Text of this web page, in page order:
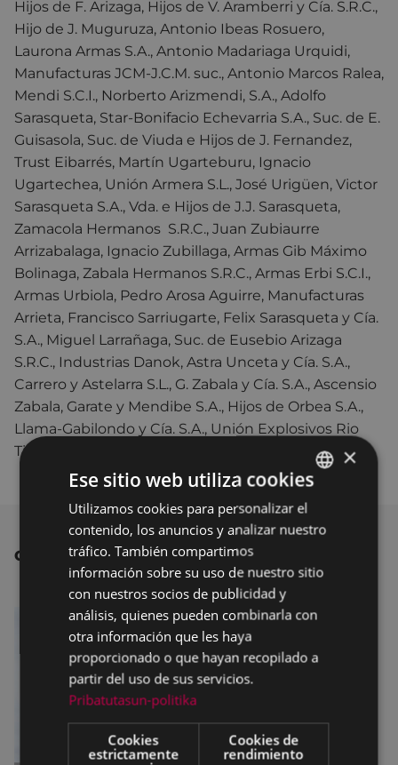
Hijos de F. Arizaga, Hijos de V. Aramberri y Cía. S.R.C.,
Hijo de J. Muguruza, Antonio Ibeas Rosuero,
Laurona Armas S.A., Antonio Madariaga Urquidi,
Manufacturas JCM-J.C.M. suc., Antonio Marcos Ralea,
Mendi S.C.I., Norberto Arizmendi, S.A., Adolfo
Sarasqueta, Star-Bonifacio Echevarria S.A., Suc. de E.
Guisasola, Suc. de Viuda e Hijos de J. Fernandez,
Trust Eibarrés, Martín Ugarteburu, Ignacio
Ugartechea, Unión Armera S.L., José Urigüen, Victor
Sarasqueta S.A., Vda. e Hijos de J.J. Sarasqueta,
Zamacola Hermanos S.R.C., Juan Zubiaurre
Arrizabalaga, Ignacio Zubillaga, Armas Gib Máximo
Bolinaga, Zabala Hermanos S.R.C., Armas Erbi S.C.I.,
Armas Urbiola, Pedro Arosa Aguirre, Manufacturas
Arrieta, Francisco Sarriugarte, Felix Sarasqueta y Cía.
S.A., Miguel Larrañaga, Suc. de Eusebio Arizaga
S.R.C., Industrias Danok, Astra Unceta y Cía. S.A.,
Carrero y Astelarra S.L., G. Zabala y Cía. S.A., Ascensio
Zabala, Garate y Mendibe S.A., Hijos de Orbea S.A.,
Llama-Gabilondo y Cía. S.A., Unión Explosivos Rio
Tinto S.A.
OTRAS NOTICIAS
BASQUE
SPANISH
×
Ese sitio web utiliza cookies
Utilizamos cookies para personalizar el
contenido, los anuncios y analizar nuestro
tráfico. También compartimos
información sobre su uso de nuestro sitio
con nuestros socios de publicidad y
análisis, quienes pueden combinarla con
otra información que les haya
proporcionado o que hayan recopilado a
partir del uso de sus servicios.
Pribatutasun-politika
Cookies
estrictamente
Cookies de
rendimiento